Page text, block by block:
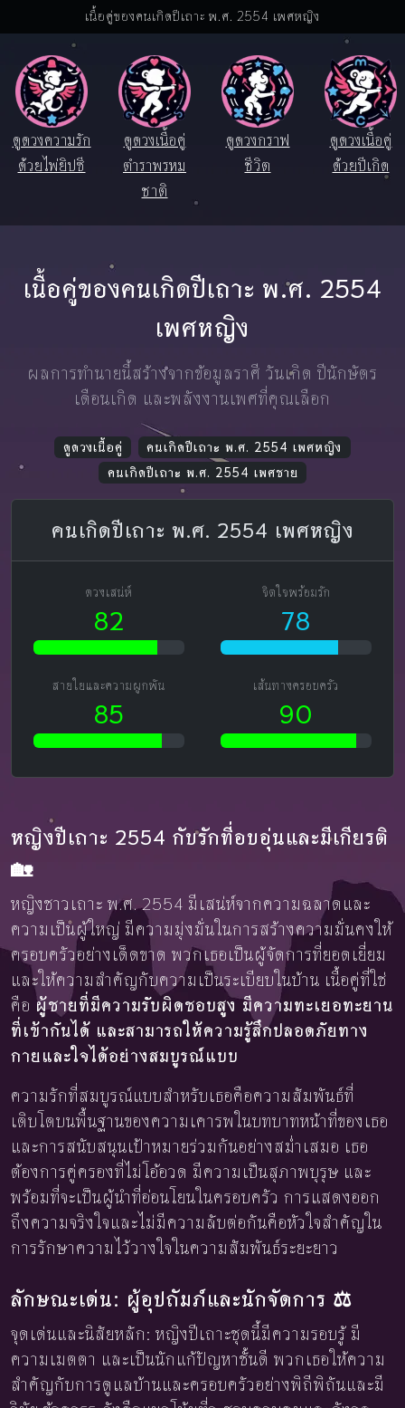
เนื้อคู่ของคนเกิดปีเถาะ พ.ศ. 2554 เพศหญิง
ดูดวงความรัก
ด้วยไพ่ยิปซี
ดูดวงเนื้อคู่
ตำราพรหม
ชาติ
ดูดวงกราฟ
ชีวิต
ดูดวงเนื้อคู่
ด้วยปีเกิด
เนื้อคู่ของคนเกิดปีเถาะ พ.ศ. 2554
เพศหญิง
ผลการทำนายนี้สร้างจากข้อมูลราศี วันเกิด ปีนักษัตร
เดือนเกิด และพลังงานเพศที่คุณเลือก
ดูดวงเนื้อคู่
คนเกิดปีเถาะ พ.ศ. 2554 เพศหญิง
คนเกิดปีเถาะ พ.ศ. 2554 เพศชาย
คนเกิดปีเถาะ พ.ศ. 2554 เพศหญิง
ดวงเสน่ห์
82
จิตใจพร้อมรัก
78
สายใยและความผูกพัน
85
เส้นทางครอบครัว
90
หญิงปีเถาะ 2554 กับรักที่อบอุ่นและมีเกียรติ
🏡
หญิงชาวเถาะ พ.ศ. 2554 มีเสน่ห์จากความฉลาดและ
ความเป็นผู้ใหญ่ มีความมุ่งมั่นในการสร้างความมั่นคงให้
ครอบครัวอย่างเด็ดขาด พวกเธอเป็นผู้จัดการที่ยอดเยี่ยม
และให้ความสำคัญกับความเป็นระเบียบในบ้าน เนื้อคู่ที่ใช่
คือ ผู้ชายที่มีความรับผิดชอบสูง มีความทะเยอทะยาน
ที่เข้ากันได้ และสามารถให้ความรู้สึกปลอดภัยทาง
กายและใจได้อย่างสมบูรณ์แบบ
ความรักที่สมบูรณ์แบบสำหรับเธอคือความสัมพันธ์ที่
เติบโตบนพื้นฐานของความเคารพในบทบาทหน้าที่ของเธอ
และการสนับสนุนเป้าหมายร่วมกันอย่างสม่ำเสมอ เธอ
ต้องการคู่ครองที่ไม่โอ้อวด มีความเป็นสุภาพบุรุษ และ
พร้อมที่จะเป็นผู้นำที่อ่อนโยนในครอบครัว การแสดงออก
ถึงความจริงใจและไม่มีความลับต่อกันคือหัวใจสำคัญใน
การรักษาความไว้วางใจในความสัมพันธ์ระยะยาว
ลักษณะเด่น: ผู้อุปถัมภ์และนักจัดการ ⚖️
จุดเด่นและนิสัยหลัก: หญิงปีเถาะชุดนี้มีความรอบรู้ มี
ความเมตตา และเป็นนักแก้ปัญหาชั้นดี พวกเธอให้ความ
สำคัญกับการดูแลบ้านและครอบครัวอย่างพิถีพิถันและมี